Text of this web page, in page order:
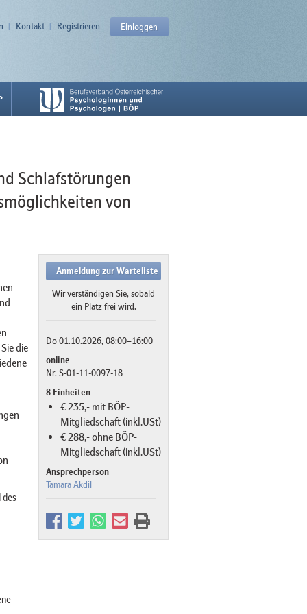
Kontakt Registrieren Einloggen
Schlafstörungen
von
Anmeldung zur Warteliste
Wir verständigen Sie, sobald
ein Platz frei wird.
Do 01.10.2026, 08:00–16:00
online
Nr. S-01-11-0097-18
8 Einheiten
€ 235,- mit BÖP-
Mitgliedschaft (inkl.USt)
€ 288,- ohne BÖP-
Mitgliedschaft (inkl.USt)
Ansprechperson
Tamara Akdil
die
des